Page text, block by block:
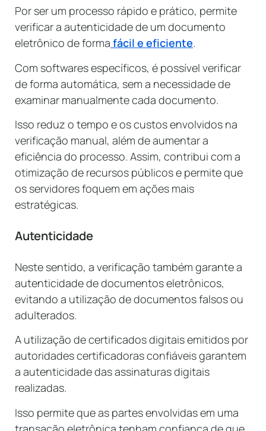
Por ser um processo rápido e prático, permite
verificar a autenticidade de um documento
eletrônico de forma fácil e eficiente.
Com softwares específicos, é possível verificar
de forma automática, sem a necessidade de
examinar manualmente cada documento.
Isso reduz o tempo e os custos envolvidos na
verificação manual, além de aumentar a
eficiência do processo. Assim, contribui com a
otimização de recursos públicos e permite que
os servidores foquem em ações mais
estratégicas.
Autenticidade
Neste sentido, a verificação também garante a
autenticidade de documentos eletrônicos,
evitando a utilização de documentos falsos ou
adulterados.
A utilização de certificados digitais emitidos por
autoridades certificadoras confiáveis garantem
a autenticidade das assinaturas digitais
realizadas.
Isso permite que as partes envolvidas em uma